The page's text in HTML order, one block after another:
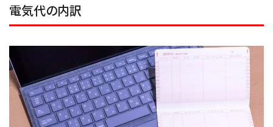
電気代の内訳